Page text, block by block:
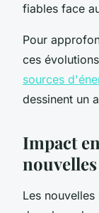
fiables face
Pour
ces
sources
dessinent un
Impact
Les